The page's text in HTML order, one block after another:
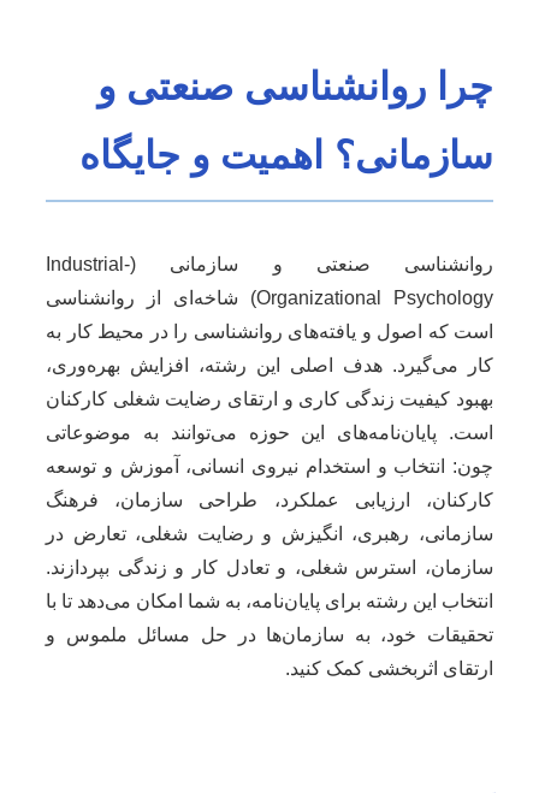
چرا روانشناسی صنعتی و
سازمانی؟ اهمیت و جایگاه
روانشناسی صنعتی و سازمانی (Industrial-
Organizational Psychology) شاخه‌ای از روانشناسی
است که اصول و یافته‌های روانشناسی را در محیط کار به
کار می‌گیرد. هدف اصلی این رشته، افزایش بهره‌وری،
بهبود کیفیت زندگی کاری و ارتقای رضایت شغلی کارکنان
است. پایان‌نامه‌های این حوزه می‌توانند به موضوعاتی
چون: انتخاب و استخدام نیروی انسانی، آموزش و توسعه
کارکنان، ارزیابی عملکرد، طراحی سازمان، فرهنگ
سازمانی، رهبری، انگیزش و رضایت شغلی، تعارض در
سازمان، استرس شغلی، و تعادل کار و زندگی بپردازند.
انتخاب این رشته برای پایان‌نامه، به شما امکان می‌دهد تا با
تحقیقات خود، به سازمان‌ها در حل مسائل ملموس و
ارتقای اثربخشی کمک کنید.